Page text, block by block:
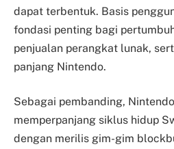
dapat terbentuk. Basis
fondasi penting bagi
penjualan perangkat lunak,
panjang Nintendo.
Sebagai pembanding,
memperpanjang siklus hidup
dengan merilis gim-gim